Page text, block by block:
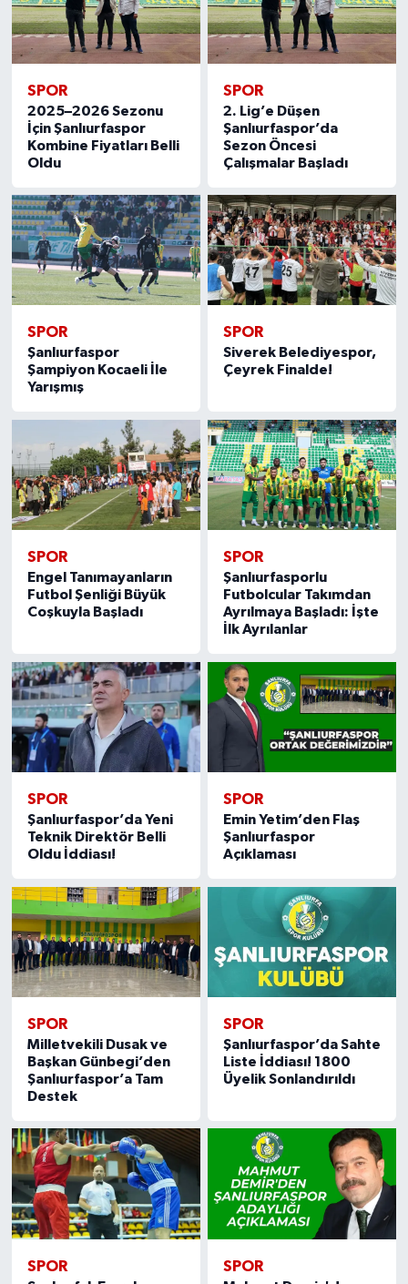
SPOR
2025–2026 Sezonu
İçin Şanlıurfaspor
Kombine Fiyatları Belli
Oldu
SPOR
2. Lig’e Düşen
Şanlıurfaspor’da
Sezon Öncesi
Çalışmalar Başladı
SPOR
Şanlıurfaspor
Şampiyon Kocaeli İle
Yarışmış
SPOR
Siverek Belediyespor,
Çeyrek Finalde!
SPOR
Engel Tanımayanların
Futbol Şenliği Büyük
Coşkuyla Başladı
SPOR
Şanlıurfasporlu
Futbolcular Takımdan
Ayrılmaya Başladı: İşte
İlk Ayrılanlar
SPOR
Şanlıurfaspor’da Yeni
Teknik Direktör Belli
Oldu İddiası!
SPOR
Emin Yetim’den Flaş
Şanlıurfaspor
Açıklaması
SPOR
Milletvekili Dusak ve
Başkan Günbegi’den
Şanlıurfaspor’a Tam
Destek
SPOR
Şanlıurfaspor’da Sahte
Liste İddiası! 1800
Üyelik Sonlandırıldı
SPOR SPOR